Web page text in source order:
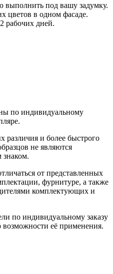
выполнить под вашу задумку.
цветов в одном фасаде.
рабочих дней.
по индивидуальному
различия и более быстрого
не являются
знаком.
от представленных
фурнитуре, а также
комплектующих и
по индивидуальному заказу
возможности её применения.